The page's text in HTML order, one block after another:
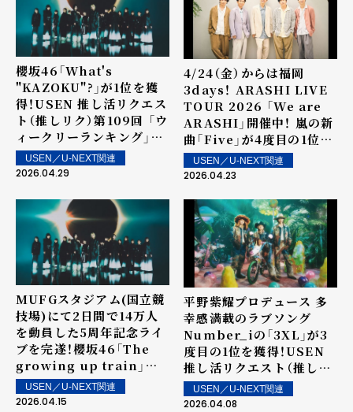
櫻坂46「What's
"KAZOKU"?」が1位を獲
得！USEN 推し活リクエス
ト（推しリク）第109回 「ウ
ィークリーランキング」を
発表！～ 上位ランクイン楽
曲は5月2日（土）より街中・
USEN／U-NEXT関連
2026.04.29
4/24（金）からは福岡
3days！ ARASHI LIVE
TOUR 2026 「We are
ARASHI」開催中！ 嵐の新
曲「Five」が4度目の1位を
獲得！USEN 推し活リクエ
スト（推しリク）第108回
グ」を発表！～ 上位ランク
イン楽曲は4月25日（土）よ
り街中・店内で配信
USEN／U-NEXT関連
2026.04.23
MUFGスタジアム(国立競
技場)にて2日間で14万人
を動員した5周年記念ライ
ブを完遂！櫻坂46「The
growing up train」が2
度目の1位を獲得！USEN
推し活リクエスト（推しリ
USEN／U-NEXT関連
2026.04.15
平野紫耀プロデュース 多
幸感満載のラブソング
Number_iの「3XL」が3
度目の1位を獲得！USEN
推し活リクエスト（推しリ
ク）第106回 「ウィークリ
ーランキング」を発表！～
USEN／U-NEXT関連
2026.04.08